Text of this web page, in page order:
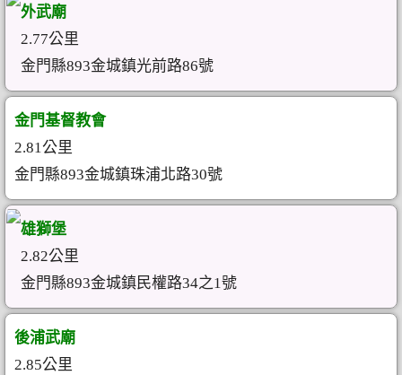
外武廟
2.77公里
金門縣893金城鎮光前路86號
金門基督教會
2.81公里
金門縣893金城鎮珠浦北路30號
雄獅堡
2.82公里
金門縣893金城鎮民權路34之1號
後浦武廟
2.85公里